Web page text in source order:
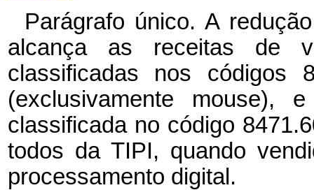
Parágrafo único. A
alcança as receitas de
classificadas nos códigos
(exclusivamente
classificada no código
todos da TIPI, quando
processamento digital.